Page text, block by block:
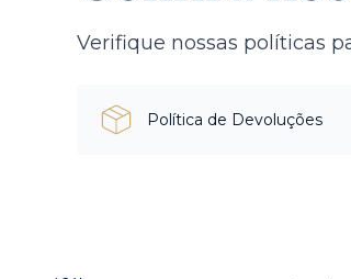
Verifique nossas políticas
Política de Devoluções